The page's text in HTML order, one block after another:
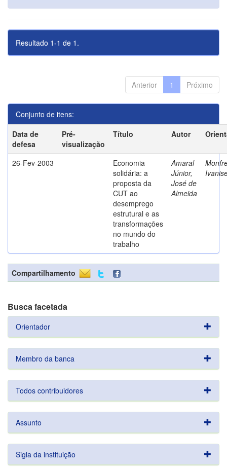
Resultado 1-1 de 1.
Anterior 1 Próximo
Conjunto de itens:
Data de
defesa
Pré-
visualização
Título Autor
26-Fev-2003
Economia
solidária: a
proposta da
CUT ao
desemprego
estrutural e as
transformações
no mundo do
trabalho
Amaral
Júnior,
José de
Almeida
Compartilhamento
Busca facetada
Orientador
Membro da banca
Todos contribuidores
Assunto
Sigla da instituição